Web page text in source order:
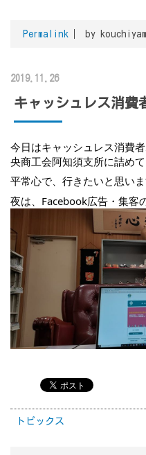
Permalink by
2019.11.26
キャッシュレス消費
今日はキャッシュレス消費
央商工会阿知須支所に詰めて
平常心で、行きたいと思いま
夜は、Facebook広告・集客
トピックス